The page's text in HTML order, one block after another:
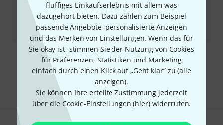
fluffiges Einkaufserlebnis mit allem was
dazugehört bieten. Dazu zählen zum Beispiel
passende Angebote, personalisierte Anzeigen
und das Merken von Einstellungen. Wenn das für
Sie okay ist, stimmen Sie der Nutzung von Cookies
für Präferenzen, Statistiken und Marketing
einfach durch einen Klick auf „Geht klar“ zu (alle
anzeigen).
Sie können Ihre erteilte Zustimmung jederzeit
über die Cookie-Einstellungen (hier) widerrufen.
Sofort lieferbar
379 €
UVP:505,02 €
-25%
Kostenloser Versand ab 29 €
Alle Preise inkl. MwSt.